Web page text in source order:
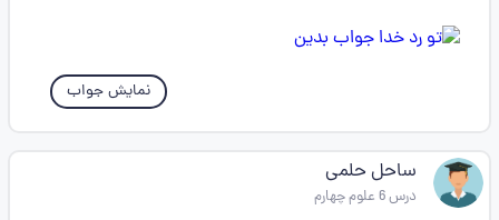
نمایش جواب
ساحل حلمی
درس 6 علوم چهارم